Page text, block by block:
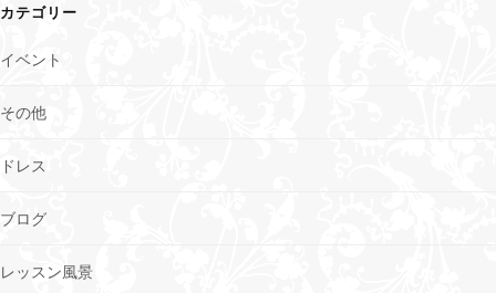
カテゴリー
イベント
その他
ドレス
ブログ
レッスン風景